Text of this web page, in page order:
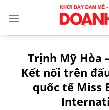
Trịnh Mỹ Hòa
Kết nối trên
quốc tế Miss